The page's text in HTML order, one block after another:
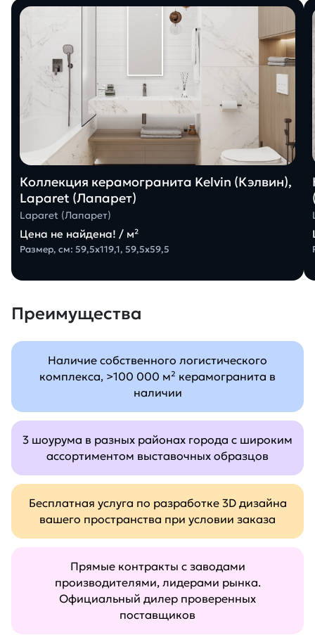
Коллекция керамогранита Kelvin (Кэлвин),
Laparet (Лапарет)
Laparet (Лапарет)
Цена не найдена! / м²
Размер, см: 59,5x119,1, 59,5x59,5
Преимущества
Наличие собственного логистического
комплекса, >100 000 м² керамогранита в
наличии
3 шоурума в разных районах города с широким
ассортиментом выставочных образцов
Бесплатная услуга по разработке 3D дизайна
вашего пространства при условии заказа
Прямые контракты с заводами
производителями, лидерами рынка.
Официальный дилер проверенных
поставщиков